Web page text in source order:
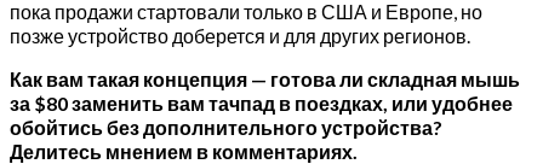
пока продажи стартовали только в США и Европе, но
позже устройство доберется и для других регионов.
Как вам такая концепция — готова ли складная мышь
за $80 заменить вам тачпад в поездках, или удобнее
обойтись без дополнительного устройства?
Делитесь мнением в комментариях.